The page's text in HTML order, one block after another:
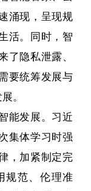
涌现，呈现规
活。同时，智
隐私泄露、
要统筹发展与
。
发展。习近
集体学习时强
，加紧制定完
规范、伦理准